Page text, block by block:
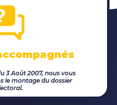
3 Août 2007, nous vous
le montage du dossier